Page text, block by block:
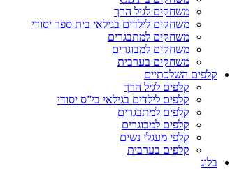
משחקים לגיל הרך
משחקים לילדים בגילאי בית ספר יסודי
משחקים למתבגרים
משחקים למבוגרים
משחקים בערבית
קלפים השלכתיים
קלפים לגיל הרך
קלפים לילדים בגילאי בי”ס יסודי
קלפים למתבגרים
קלפים למבוגרים
קלפי מעגלי נשים
קלפים בערבית
בלוג